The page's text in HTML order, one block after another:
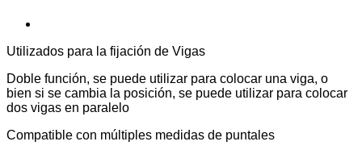
Utilizados para la fijación de Vigas
Doble función, se puede utilizar para colocar una viga, o
bien si se cambia la posición, se puede utilizar para colocar
dos vigas en paralelo
Compatible con múltiples medidas de puntales